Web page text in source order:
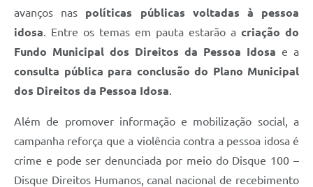
avanços nas políticas públicas voltadas à pessoa
idosa . Entre os temas em pauta estarão a criação do
Fundo Municipal dos Direitos da Pessoa Idosa e a
consulta pública para conclusão do Plano Municipal
dos Direitos da Pessoa Idosa
Além de promover informação e mobilização social, a
campanha reforça que a violência contra a pessoa idosa é
crime e pode ser denunciada por meio do Disque 100 –
Disque Direitos Humanos, canal nacional de recebimento